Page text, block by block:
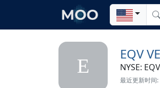
E
EQV
NYSE:
最近更新时间